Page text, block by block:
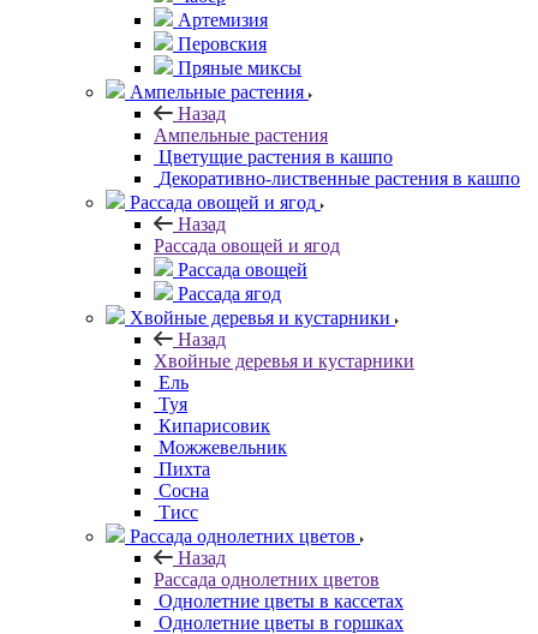
Артемизия
Перовския
Пряные миксы
Ампельные растения
Назад
Ампельные растения
Цветущие растения в кашпо
Декоративно-лиственные растения в кашпо
Рассада овощей и ягод
Назад
Рассада овощей и ягод
Рассада овощей
Рассада ягод
Хвойные деревья и кустарники
Назад
Хвойные деревья и кустарники
Ель
Туя
Кипарисовик
Можжевельник
Пихта
Сосна
Тисc
Рассада однолетних цветов
Назад
Рассада однолетних цветов
Однолетние цветы в кассетах
Однолетние цветы в горшках